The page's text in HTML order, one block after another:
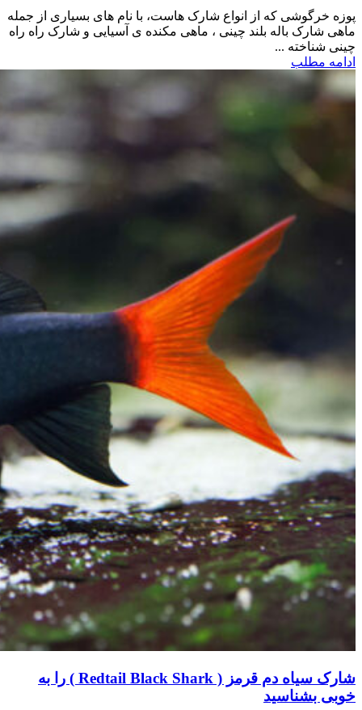
پوزه خرگوشی که از انواع شارک هاست، با نام های بسیاری از جمله
ماهی شارک باله بلند چینی ، ماهی مکنده ی آسیایی و شارک راه راه
چینی شناخته ...
ادامه مطلب
شارک سیاه دم قرمز ( Redtail Black Shark ) را به
خوبی بشناسید